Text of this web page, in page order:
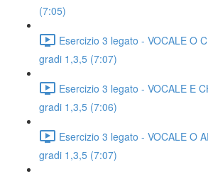
(7:05)
Esercizio 3 legato - VOCALE O
gradi 1,3,5 (7:07)
Esercizio 3 legato - VOCALE E
gradi 1,3,5 (7:06)
Esercizio 3 legato - VOCALE O
gradi 1,3,5 (7:07)